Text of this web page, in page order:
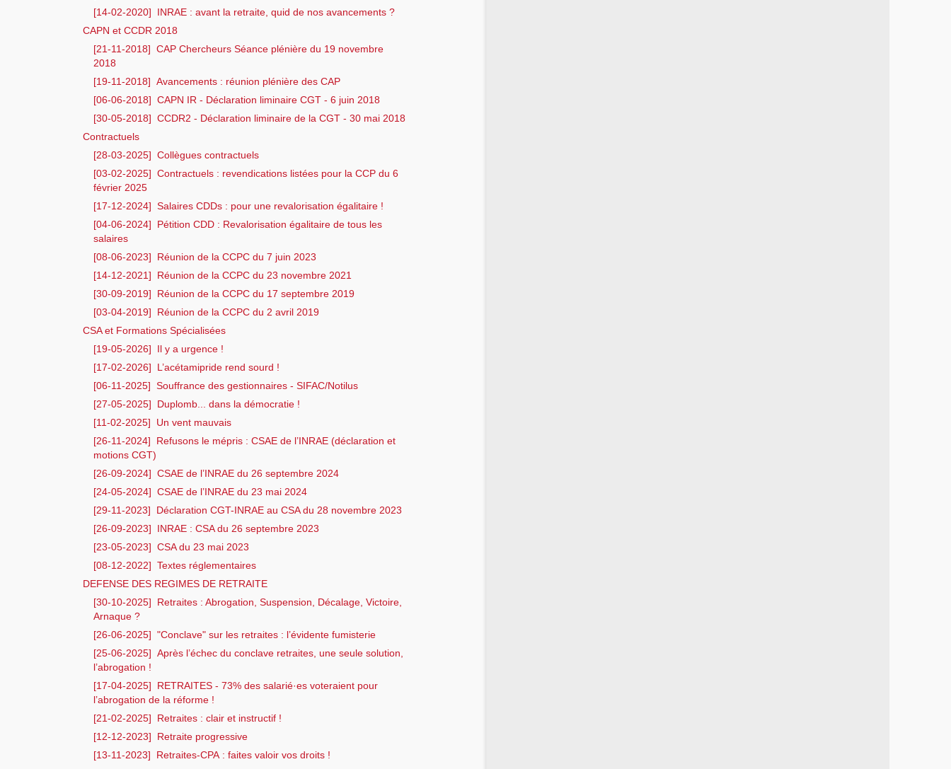
[14-02-2020]
INRAE : avant la retraite, quid de nos avancements ?
CAPN et CCDR 2018
[21-11-2018] CAP Chercheurs Séance plénière du 19 novembre
2018
[19-11-2018] Avancements : réunion plénière des CAP
[06-06-2018] CAPN IR - Déclaration liminaire CGT - 6 juin 2018
[30-05-2018] CCDR2 - Déclaration liminaire de la CGT - 30 mai 2018
Contractuels
[28-03-2025] Collègues contractuels
[03-02-2025] Contractuels : revendications listées pour la CCP du 6
février 2025
[17-12-2024] Salaires CDDs : pour une revalorisation égalitaire !
[04-06-2024]
Pétition CDD : Revalorisation égalitaire de tous les
salaires
[08-06-2023]
Réunion de la CCPC du 7 juin 2023
[14-12-2021]
Réunion de la CCPC du 23 novembre 2021
[30-09-2019]
Réunion de la CCPC du 17 septembre 2019
[03-04-2019]
Réunion de la CCPC du 2 avril 2019
CSA et Formations Spécialisées
[19-05-2026]
Il y a urgence !
[17-02-2026]
L’acétamipride rend sourd !
[06-11-2025] Souffrance des gestionnaires - SIFAC/Notilus
[27-05-2025]
Duplomb... dans la démocratie !
[11-02-2025]
Un vent mauvais
[26-11-2024]
Refusons le mépris : CSAE de l’INRAE (déclaration et
motions CGT)
[26-09-2024] CSAE de l’INRAE du 26 septembre 2024
[24-05-2024] CSAE de l’INRAE du 23 mai 2024
[29-11-2023]
Déclaration CGT-INRAE au CSA du 28 novembre 2023
[26-09-2023]
INRAE : CSA du 26 septembre 2023
[23-05-2023] CSA du 23 mai 2023
[08-12-2022] Textes réglementaires
DEFENSE DES REGIMES DE RETRAITE
[30-10-2025]
Retraites : Abrogation, Suspension, Décalage, Victoire,
Arnaque ?
[26-06-2025] "Conclave" sur les retraites : l’évidente fumisterie
[25-06-2025] Après l’échec du conclave retraites, une seule solution,
l’abrogation !
[17-04-2025]
RETRAITES - 73% des salarié·es voteraient pour
l’abrogation de la réforme !
[21-02-2025]
Retraites : clair et instructif !
[12-12-2023]
Retraite progressive
[13-11-2023]
Retraites-CPA : faites valoir vos droits !